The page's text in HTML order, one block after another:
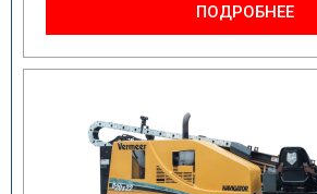
ПОДРОБНЕЕ